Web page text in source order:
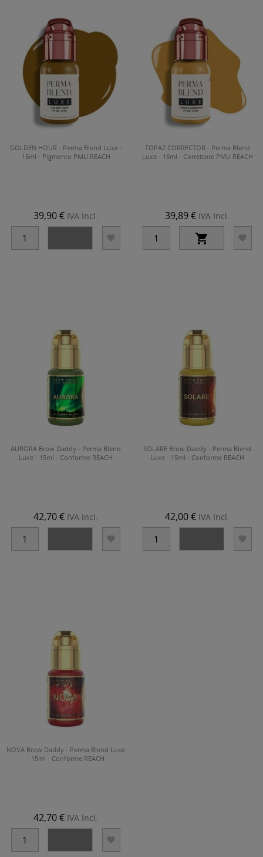
GOLDEN HOUR - Perma Blend Luxe -
15ml - Pigmento PMU REACH
39,90 € IVA Incl.

TOPAZ CORRECTOR - Perma Blend
Luxe - 15ml - Correttore PMU REACH
39,89 € IVA Incl.
 
AURORA Brow Daddy - Perma Blend
Luxe - 15ml - Conforme REACH
42,70 € IVA Incl.

SOLARE Brow Daddy - Perma Blend
Luxe - 15ml - Conforme REACH
42,00 € IVA Incl.

NOVA Brow Daddy - Perma Blend Luxe
- 15ml - Conforme REACH
42,70 € IVA Incl.
